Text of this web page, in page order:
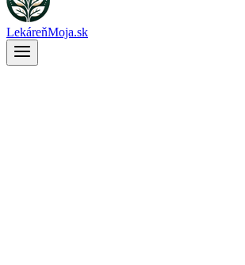
LekáreňMoja.sk